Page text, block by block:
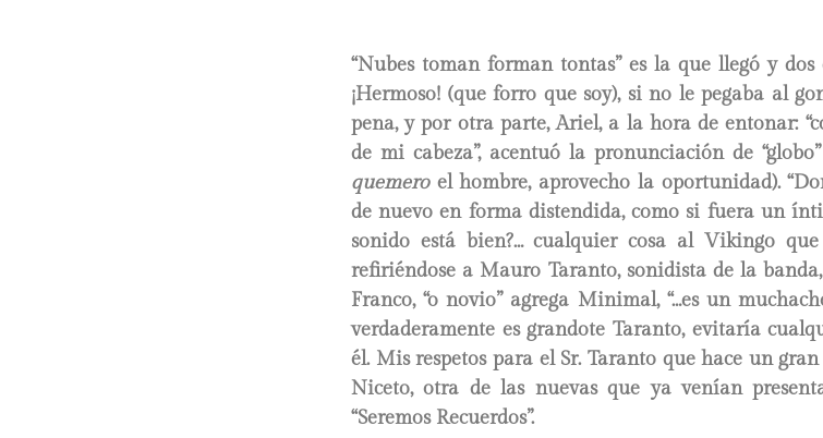
“Nubes toman forman tontas” es la que llegó y dos
¡Hermoso! (que forro que soy), si no le pegaba al
pena, y por otra parte, Ariel, a la hora de entonar:
de mi cabeza”, acentuó la pronunciación de
quemeroel hombre, aprovecho la oportunidad).
de nuevo en forma distendida, como si fuera un
sonido está bien?… cualquier cosa al Vikingo
refiriéndose a Mauro Taranto, sonidista de la
Franco, “o novio” agrega Minimal, “…es un
verdaderamente es grandote Taranto, evitaría
él. Mis respetos para el Sr. Taranto que hace un
Niceto, otra de las nuevas que ya venían
“Seremos Recuerdos”.